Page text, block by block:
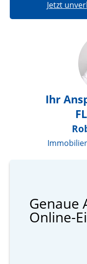
Jetzt
Ihr
Genaue
Online-